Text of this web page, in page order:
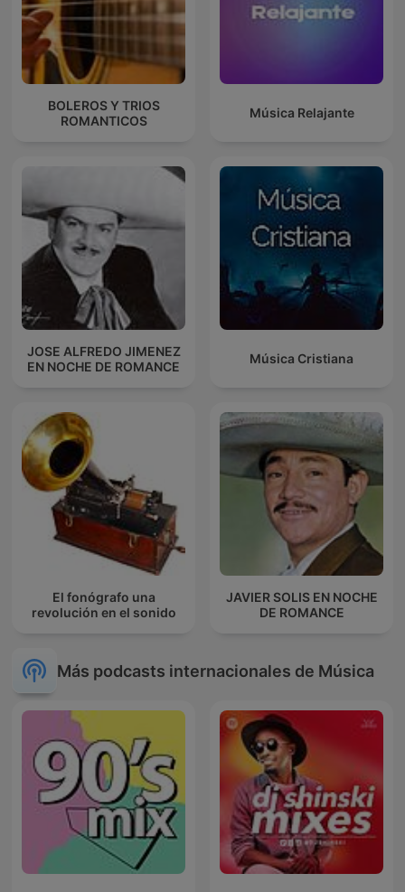
BOLEROS Y TRIOS
ROMANTICOS
Música Relajante
JOSE ALFREDO JIMENEZ
EN NOCHE DE ROMANCE
Música Cristiana
El fonógrafo una
revolución en el sonido
JAVIER SOLIS EN NOCHE
DE ROMANCE
Más podcasts internacionales de Música